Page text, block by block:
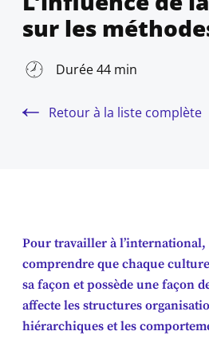
sur les
Durée 44 min
Retour à la liste complète
Pour travailler à l’international,
comprendre que chaque
sa façon et possède une façon
affecte les structures
hiérarchiques et les